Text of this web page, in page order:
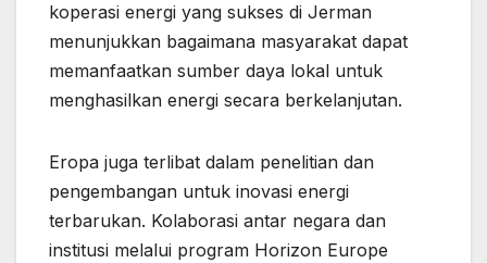
koperasi energi yang sukses di Jerman
menunjukkan bagaimana masyarakat dapat
memanfaatkan sumber daya lokal untuk
menghasilkan energi secara berkelanjutan.
Eropa juga terlibat dalam penelitian dan
pengembangan untuk inovasi energi
terbarukan. Kolaborasi antar negara dan
institusi melalui program Horizon Europe